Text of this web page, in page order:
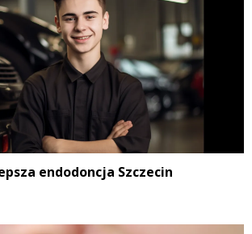
endodoncja Szczecin